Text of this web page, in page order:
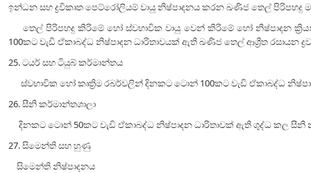
ඉන්ධන සහ ද්‍රවිකෘත පෙට්රෝලියම් වායු නිෂ්පාදනය කරන ඛණිජ තෙල් පිරිපහදු
තෙල් පිරිපහදු කිරිමේ හෝ ස්වභාවික වායු වෙන් කිරිමේ හෝ නිෂ්පාදන
100කට වැඩි ඒකාබද්ධ නිෂ්පාදන ධාරිතාවයක් ඇති ඛණිජ තෙල් ආශ්‍රීත රසායන
25. ටයර් සහ ටියුබ් කර්මාන්තය
ස්වභාවික හෝ කෘත්‍රිම රබර්වලින් දිනකට ටොන් 100කට වැඩි ඒකාබද්ධ
26. සීනි කර්මාන්තශාලා
දිනකට ටොන් 50කට වැඩි ඒකාබද්ධ නිෂ්පාදන ධාරිතාවක් ඇති ශුද්ධ කල සීනි
27. සිමෙන්ති සහ හුණු
සිමෙන්ති නිෂ්පාදනය